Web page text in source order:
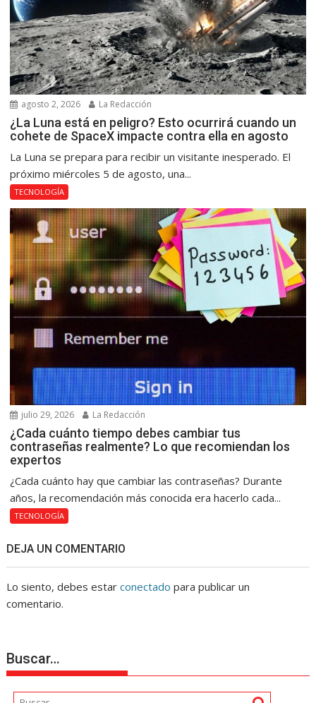
agosto 2, 2026 La Redacción
¿La Luna está en peligro? Esto ocurrirá cuando un
cohete de SpaceX impacte contra ella en agosto
La Luna se prepara para recibir un visitante inesperado. El
próximo miércoles 5 de agosto, una...
TECNOLOGÍA
julio 29, 2026 La Redacción
¿Cada cuánto tiempo debes cambiar tus
contraseñas realmente? Lo que recomiendan los
expertos
¿Cada cuánto hay que cambiar las contraseñas? Durante
años, la recomendación más conocida era hacerlo cada...
TECNOLOGÍA
DEJA UN COMENTARIO
Lo siento, debes estarconectado para publicar un
comentario.
Buscar…